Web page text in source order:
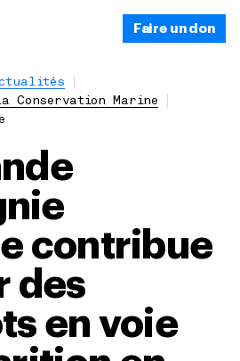
Faire un don
Conservation Marine
contribue
des
en voie